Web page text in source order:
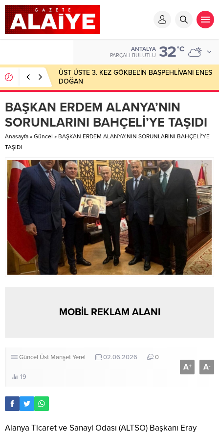
ANTALYA
PARÇALI BULUTLU 32°C
ÜST ÜSTE 3. KEZ GÖKBEL’İN BAŞPEHLİVANI ENES
DOĞAN
BAŞKAN ERDEM ALANYA’NIN
SORUNLARINI BAHÇELİ’YE TAŞIDI
Anasayfa » Güncel » BAŞKAN ERDEM ALANYA’NIN SORUNLARINI BAHÇELİ’YE
TAŞIDI
MOBİL REKLAM ALANI
Güncel Üst ManşetYerel 02.06.2026 0
19
A+ A-
Alanya Ticaret ve Sanayi Odası (ALTSO) Başkanı Eray